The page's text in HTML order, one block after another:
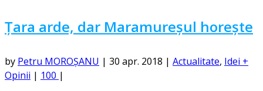
Țara arde, dar Maramureșul horește
by Petru MOROȘANU | 30 apr. 2018 | Actualitate, Idei +
Opinii | 100 |